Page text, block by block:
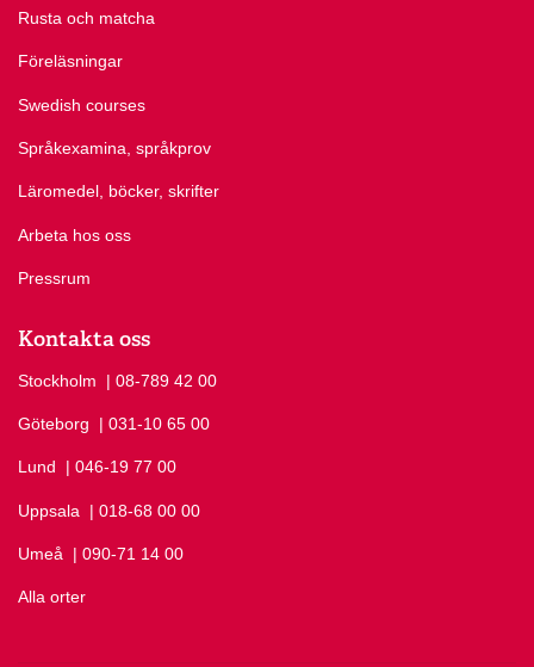
Rusta och matcha
Föreläsningar
Swedish courses
Språkexamina, språkprov
Läromedel, böcker, skrifter
Arbeta hos oss
Pressrum
Kontakta oss
Stockholm Ring Stockholm på
| 08-789 42 00
Göteborg Ring Göteborg på
| 031-10 65 00
Lund Ring Lund på
| 046-19 77 00
Uppsala Ring Uppsala på
| 018-68 00 00
Umeå Ring Umeå på
| 090-71 14 00
Alla orter